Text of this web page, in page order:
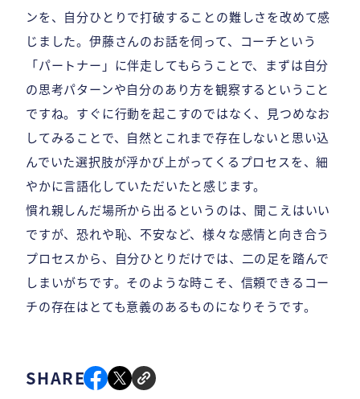
ンを、自分ひとりで打破することの難しさを改めて感
じました。伊藤さんのお話を伺って、コーチという
「パートナー」に伴走してもらうことで、まずは自分
の思考パターンや自分のあり方を観察するということ
ですね。すぐに行動を起こすのではなく、見つめなお
してみることで、自然とこれまで存在しないと思い込
んでいた選択肢が浮かび上がってくるプロセスを、細
やかに言語化していただいたと感じます。
慣れ親しんだ場所から出るというのは、聞こえはいい
ですが、恐れや恥、不安など、様々な感情と向き合う
プロセスから、自分ひとりだけでは、二の足を踏んで
しまいがちです。そのような時こそ、信頼できるコー
チの存在はとても意義のあるものになりそうです。
SHARE